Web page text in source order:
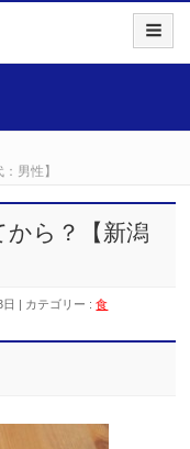
男性】
から？【新潟
カテゴリー :食